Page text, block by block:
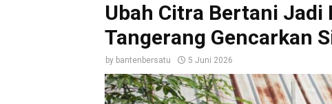
Ubah Citra Bertani Jadi
Tangerang Gencarkan
by bantenbersatu 5 Juni 2026